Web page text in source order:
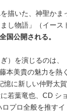
描いた、神聖かま
し物語」（イース
国公開される。
）を演じるのは、
本美貴の魅力を熱
に新しい仲野太
若葉竜也、CD シ
プロ全般を推す